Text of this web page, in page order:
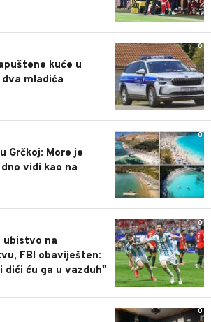
0
kuće u
mladića
0
Grčkoj: More je
vidi kao na
0
ubistvo na
FBI obaviješten:
dići ću ga u vazduh"
0